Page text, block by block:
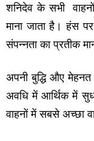
शनिदेव के सभी
माना जाता है। हंस
संपन्नता का प्रतीक
अपनी बुद्धि औए
अवधि में आर्थिक में
वाहनों में सबसे अच्छा